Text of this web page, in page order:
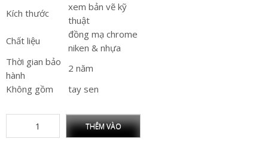
Kích thước
xem bản vẽ kỹ
thuật
Chất liệu
đồng mạ chrome
niken & nhựa
Thời gian bảo
hành
2 năm
Không gồm
tay sen
THÊM VÀO